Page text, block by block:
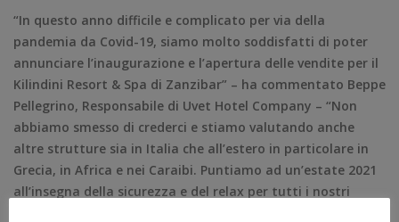
“In questo anno difficile e complicato per via della
pandemia da Covid-19, siamo molto soddisfatti di poter
annunciare l’inaugurazione e l’apertura delle vendite per il
Kilindini Resort & Spa di Zanzibar” – ha commentato Beppe
Pellegrino, Responsabile di Uvet Hotel Company – “Non
abbiamo smesso di crederci e stiamo valutando anche
altre strutture sia in Italia che all’estero in particolare in
Grecia, in Africa e nei Caraibi. Puntiamo ad un’estate 2021
all’insegna della sicurezza e del relax per tutti i nostri